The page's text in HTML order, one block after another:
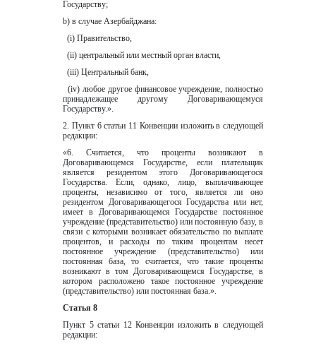
Государству;
b) в случае Азербайджана:
  (i) Правительство,
  (ii) центральный или местный орган власти,
  (iii) Центральный банк,
  (iv) любое другое финансовое учреждение, полностью
принадлежащее другому Договаривающемуся
Государству.».
2. Пункт 6 статьи 11 Конвенции изложить в следующей
редакции:
«6. Считается, что проценты возникают в
Договаривающемся Государстве, если плательщик
является резидентом этого Договаривающегося
Государства. Если, однако, лицо, выплачивающее
проценты, независимо от того, является ли оно
резидентом Договаривающегося Государства или нет,
имеет в Договаривающемся Государстве постоянное
учреждение (представительство) или постоянную базу, в
связи c которыми возникает обязательство по выплате
процентов, и расходы по таким процентам несет
постоянное учреждение (представительство) или
постоянная база, то считается, что такие проценты
возникают в том Договаривающемся Государстве, в
котором расположено такое постоянное учреждение
(представительство) или постоянная база.».
Статья 8
Пункт 5 статьи 12 Конвенции изложить в следующей
редакции: